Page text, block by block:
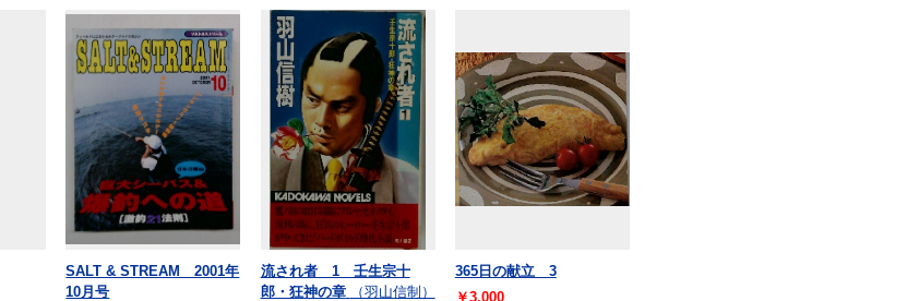
SALT & STREAM 2001年
10月号
流され者 1 壬生宗十
郎・狂神の章
（羽山信制）
365日の献立 3
￥3,000